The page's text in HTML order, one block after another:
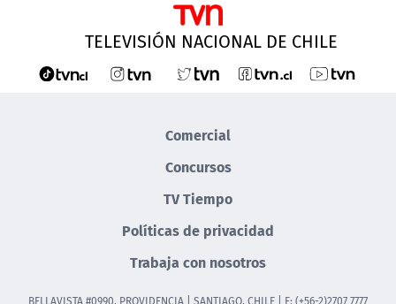
TELEVISIÓN NACIONAL DE CHILE
Comercial
Concursos
TV Tiempo
Políticas de privacidad
Trabaja con nosotros